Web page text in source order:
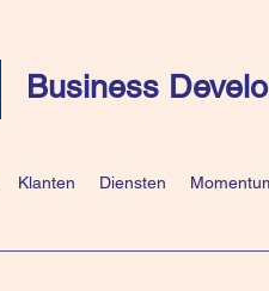
Business
Klanten Diensten